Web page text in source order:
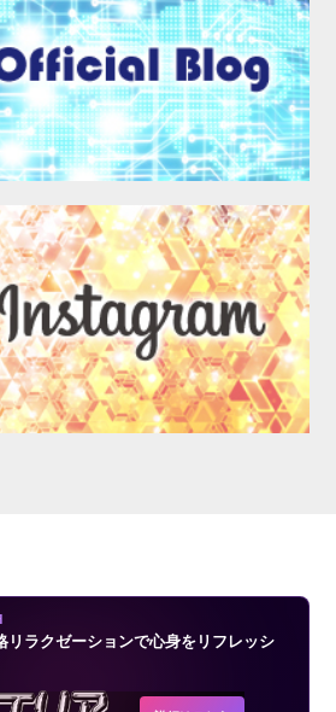
リラクゼーションで心身をリフレッシ